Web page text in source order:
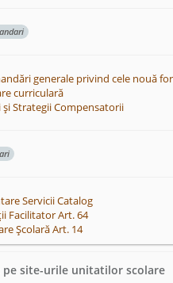
generale privind cele nouă
curriculară
și Strategii Compensatorii
Servicii Catalog
Facilitator Art. 64
Școlară Art. 14
pe site-urile unitatilor scolare